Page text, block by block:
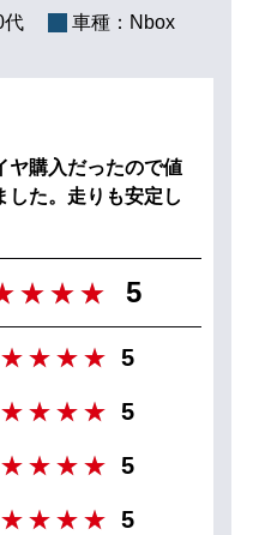
代 車種： Nbox
ヤ購入だったので値
した。走りも安定し
5
5
5
5
5